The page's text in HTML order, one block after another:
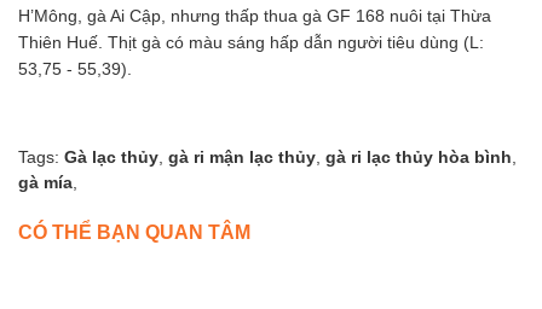
H’Mông, gà Ai Cập, nhưng thấp thua gà GF 168 nuôi tại Thừa
Thiên Huế. Thịt gà có màu sáng hấp dẫn người tiêu dùng (L:
53,75 - 55,39).
Tags: Gà lạc thủy gà ri mận lạc thủy gà ri lạc thủy hòa bình
gà mía
CÓ THỂ BẠN QUAN TÂM